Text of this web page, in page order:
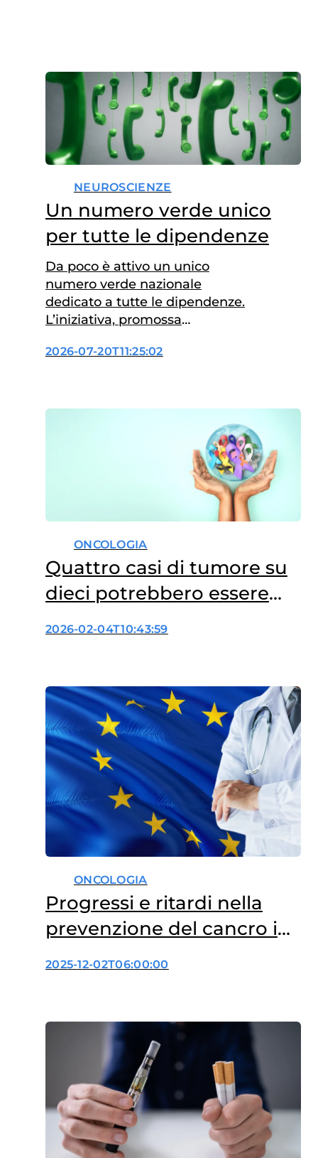
NEUROSCIENZE
Un numero verde unico
per tutte le dipendenze
Da poco è attivo un unico
numero verde nazionale
dedicato a tutte le dipendenze.
L’iniziativa, promossa
(ISS) e realizzata con il
contro la droga e le altre
dipendenze della Presidenza
del Consiglio dei Ministri, punta
a semplificare l’accesso ai
servizi di informazione,
supporto e orientamento…
2026-07-20T11:25:02
ONCOLOGIA
Quattro casi di tumore su
dieci potrebbero essere
evitati
2026-02-04T10:43:59
ONCOLOGIA
Progressi e ritardi nella
prevenzione del cancro in
UE
2025-12-02T06:00:00